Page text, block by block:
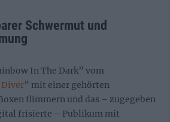
Schwermut und
In The Dark” vom
” mit einer gehörten
flimmern und das – zugegeben
frisierte – Publikum mit